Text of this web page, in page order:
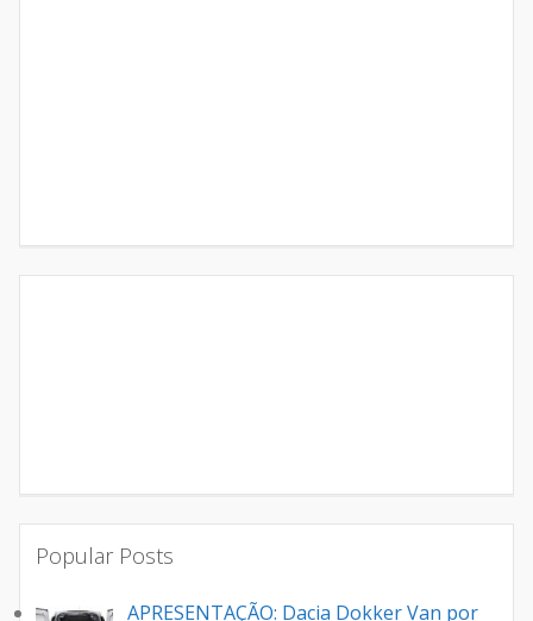
Popular Posts
APRESENTAÇÃO: Dacia Dokker Van por